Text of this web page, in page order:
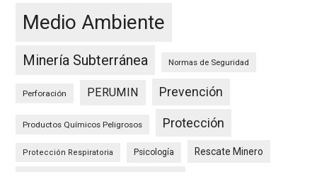
Medio Ambiente
Minería Subterránea Normas de Seguridad
Perforación PERUMIN Prevención
Productos Químicos Peligrosos Protección
Protección Respiratoria Psicología Rescate Minero